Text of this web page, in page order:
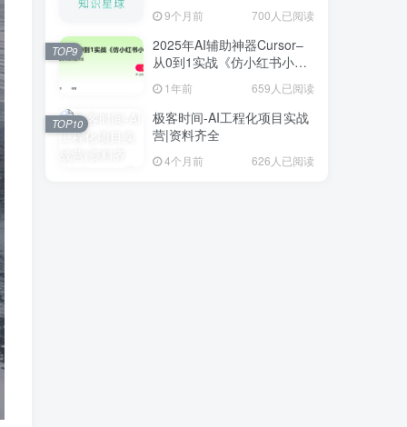
9个月前 700人已阅读
2025年AI辅助神器Cursor–
从0到1实战《仿小红书小程
序》1年前 659人已阅读
TOP9
极客时间-AI工程化项目实战
营|资料齐全
4个月前 626人已阅读
TOP10